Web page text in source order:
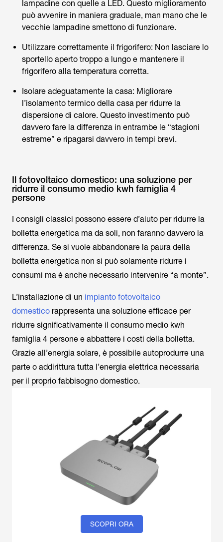
lampadine con quelle a LED. Questo miglioramento
può avvenire in maniera graduale, man mano che le
vecchie lampadine smettono di funzionare.
Utilizzare correttamente il frigorifero: Non lasciare lo
sportello aperto troppo a lungo e mantenere il
frigorifero alla temperatura corretta.
Isolare adeguatamente la casa: Migliorare
l’isolamento termico della casa per ridurre la
dispersione di calore. Questo investimento può
davvero fare la differenza in entrambe le “stagioni
estreme” e ripagarsi davvero in tempi brevi.
Il fotovoltaico domestico: una soluzione per
ridurre il consumo medio kwh famiglia 4
persone
I consigli classici possono essere d’aiuto per ridurre la
bolletta energetica ma da soli, non faranno davvero la
differenza. Se si vuole abbandonare la paura della
bolletta energetica non si può solamente ridurre i
consumi ma è anche necessario intervenire “a monte”.
L’installazione di un impianto fotovoltaico
domestico rappresenta una soluzione efficace per
ridurre significativamente il consumo medio kwh
famiglia 4 persone e abbattere i costi della bolletta.
Grazie all’energia solare, è possibile autoprodurre una
parte o addirittura tutta l’energia elettrica necessaria
per il proprio fabbisogno domestico.
SCOPRI ORA